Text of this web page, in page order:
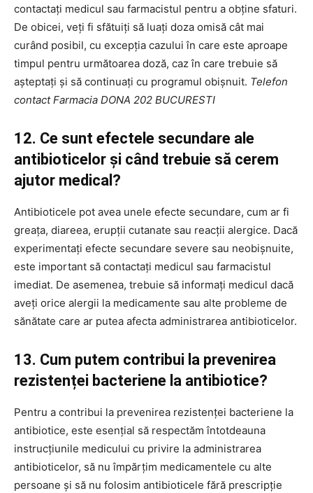
contactați medicul sau farmacistul pentru a obține sfaturi.
De obicei, veți fi sfătuiți să luați doza omisă cât mai
curând posibil, cu excepția cazului în care este aproape
timpul pentru următoarea doză, caz în care trebuie să
așteptați și să continuați cu programul obișnuit. Telefon
contact Farmacia DONA 202 BUCURESTI
12. Ce sunt efectele secundare ale
antibioticelor și când trebuie să cerem
ajutor medical?
Antibioticele pot avea unele efecte secundare, cum ar fi
greața, diareea, erupții cutanate sau reacții alergice. Dacă
experimentați efecte secundare severe sau neobișnuite,
este important să contactați medicul sau farmacistul
imediat. De asemenea, trebuie să informați medicul dacă
aveți orice alergii la medicamente sau alte probleme de
sănătate care ar putea afecta administrarea antibioticelor.
13. Cum putem contribui la prevenirea
rezistenței bacteriene la antibiotice?
Pentru a contribui la prevenirea rezistenței bacteriene la
antibiotice, este esențial să respectăm întotdeauna
instrucțiunile medicului cu privire la administrarea
antibioticelor, să nu împărțim medicamentele cu alte
persoane și să nu folosim antibioticele fără prescripție